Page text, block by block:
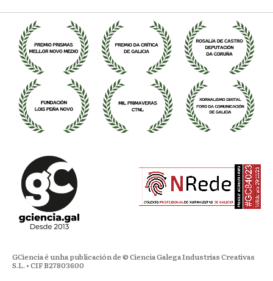
GCiencia é unha publicación de © Ciencia Galega Industrias Creativas
S.L. • CIF B27803600